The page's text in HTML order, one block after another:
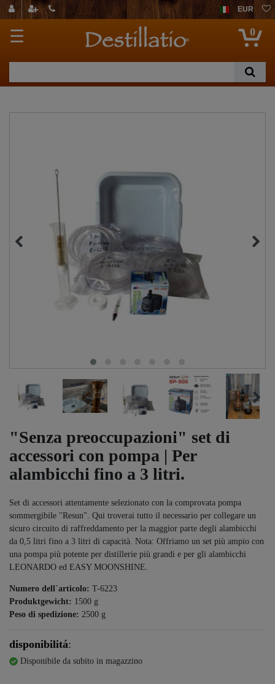
EUR
☰ 0
"Senza preoccupazioni" set di
accessori con pompa | Per
alambicchi fino a 3 litri.
Set di accessori attentamente selezionato con la comprovata pompa
sommergibile "Resun". Qui troverai tutto il necessario per collegare un
sicuro circuito di raffreddamento per la maggior parte degli alambicchi
da 0,5 litri fino a 3 litri di capacità. Nota: Offriamo un set più ampio con
una pompa più potente per distillerie più grandi e per gli alambicchi
LEONARDO ed EASY MOONSHINE.
Numero dell´articolo: T-6223
Produktgewicht: 1500 g
Peso di spedizione: 2500 g
disponibilitá:
Disponibile da subito in magazzino